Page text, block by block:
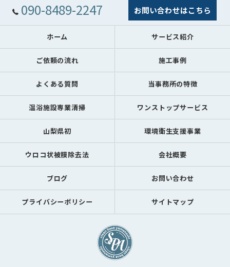
090-8489-2247 お問い合わせはこちら
ホーム サービス紹介
ご依頼の流れ 施工事例
よくある質問 当事務所の特徴
温浴施設専業清掃 ワンストップサービス
山梨県初 環境衛生支援事業
ウロコ状被膜除去法 会社概要
ブログ お問い合わせ
プライバシーポリシー サイトマップ